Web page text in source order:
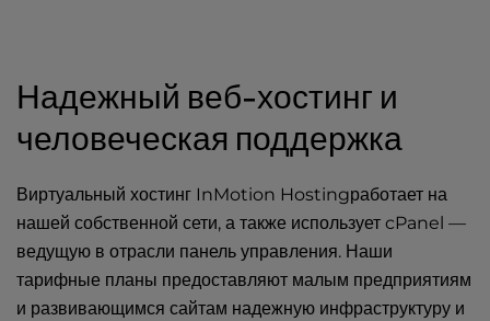
Надежный веб-хостинг и
человеческая поддержка
Виртуальный хостинг InMotion Hostingработает на
нашей собственной сети, а также использует cPanel —
ведущую в отрасли панель управления. Наши
тарифные планы предоставляют малым предприятиям
и развивающимся сайтам надежную инфраструктуру и